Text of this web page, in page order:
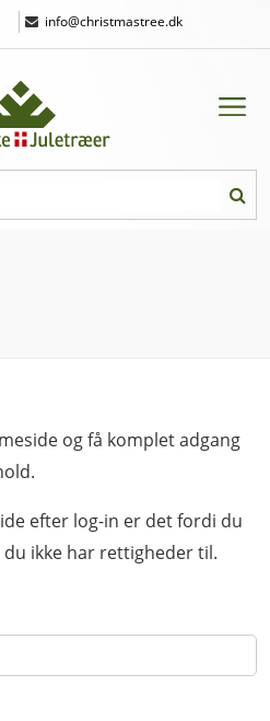
| info@christmastree.dk
og få komplet adgang
efter log-in er det fordi du
ikke har rettigheder til.